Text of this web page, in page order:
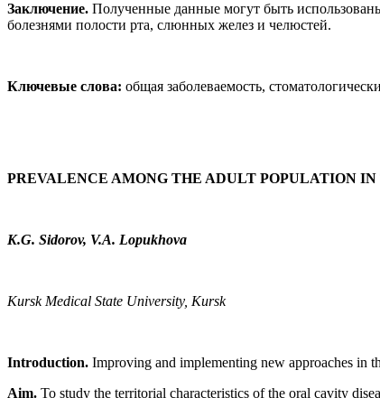
Заключение. Полученные данные могут быть
болезнями полости рта, слюнных желез и челюстей.
Ключевые слова: общая заболеваемость,
PREVALENCE AMONG THE ADULT POPULATION
K.G. Sidorov, V.A. Lopukhova
Kursk Medical State University, Kursk
Introduction. Improving and implementing new approaches in
Aim. To study the territorial characteristics of the oral cavity